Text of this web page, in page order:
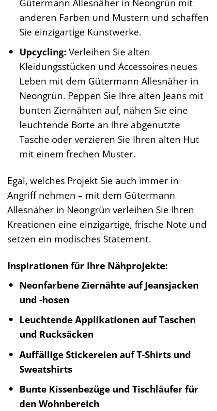
anderen Farben und Mustern und schaffen
Sie einzigartige Kunstwerke.
Upcycling:Verleihen Sie alten
Kleidungsstücken und Accessoires neues
Leben mit dem Gütermann Allesnäher in
Neongrün. Peppen Sie Ihre alten Jeans mit
bunten Ziernähten auf, nähen Sie eine
leuchtende Borte an Ihre abgenutzte
Tasche oder verzieren Sie Ihren alten Hut
mit einem frechen Muster.
Egal, welches Projekt Sie auch immer in
Angriff nehmen – mit dem Gütermann
Allesnäher in Neongrün verleihen Sie Ihren
Kreationen eine einzigartige, frische Note und
setzen ein modisches Statement.
Inspirationen für Ihre Nähprojekte:
Neonfarbene Ziernähte auf Jeansjacken
und -hosen
Leuchtende Applikationen auf Taschen
und Rucksäcken
Auffällige Stickereien auf T-Shirts und
Sweatshirts
Bunte Kissenbezüge und Tischläufer für
den Wohnbereich